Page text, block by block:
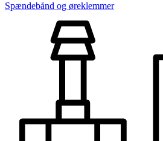
Spændebånd og øreklemmer